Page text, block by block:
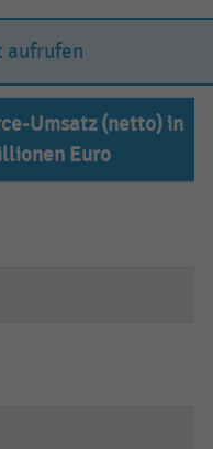
aufrufen
Umsatz (netto) in
Euro